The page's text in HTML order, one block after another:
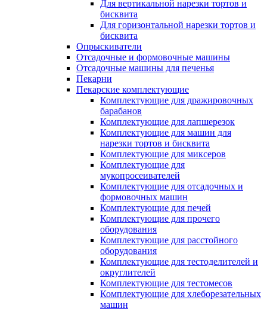
Для вертикальной нарезки тортов и
бисквита
Для горизонтальной нарезки тортов и
бисквита
Опрыскиватели
Отсадочные и формовочные машины
Отсадочные машины для печенья
Пекарни
Пекарские комплектующие
Комплектующие для дражировочных
барабанов
Комплектующие для лапшерезок
Комплектующие для машин для
нарезки тортов и бисквита
Комплектующие для миксеров
Комплектующие для
мукопросеивателей
Комплектующие для отсадочных и
формовочных машин
Комплектующие для печей
Комплектующие для прочего
оборудования
Комплектующие для расстойного
оборудования
Комплектующие для тестоделителей и
округлителей
Комплектующие для тестомесов
Комплектующие для хлеборезательных
машин